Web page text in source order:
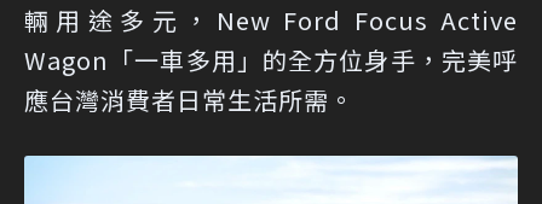
輛用途多元，New Ford Focus Active
Wagon「一車多用」的全方位身手，完美呼
應台灣消費者日常生活所需。